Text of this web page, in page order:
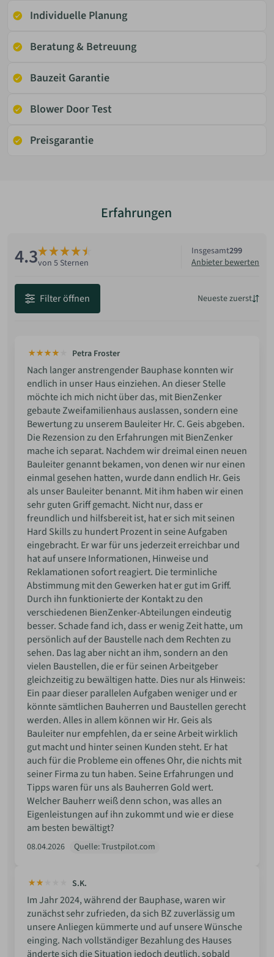
Individuelle Planung
Beratung & Betreuung
Bauzeit Garantie
Blower Door Test
Preisgarantie
Erfahrungen
4.3von 5 Sternen
Insgesamt299
Anbieter bewerten
Filter öffnen
Neueste zuerst
Petra Froster
Nach langer anstrengender Bauphase konnten wir
endlich in unser Haus einziehen. An dieser Stelle
möchte ich mich nicht über das, mit BienZenker
gebaute Zweifamilienhaus auslassen, sondern eine
Bewertung zu unserem Bauleiter Hr. C. Geis abgeben.
Die Rezension zu den Erfahrungen mit BienZenker
mache ich separat. Nachdem wir dreimal einen neuen
Bauleiter genannt bekamen, von denen wir nur einen
einmal gesehen hatten, wurde dann endlich Hr. Geis
als unser Bauleiter benannt. Mit ihm haben wir einen
sehr guten Griff gemacht. Nicht nur, dass er
freundlich und hilfsbereit ist, hat er sich mit seinen
Hard Skills zu hundert Prozent in seine Aufgaben
eingebracht. Er war für uns jederzeit erreichbar und
hat auf unsere Informationen, Hinweise und
Reklamationen sofort reagiert. Die terminliche
Abstimmung mit den Gewerken hat er gut im Griff.
Durch ihn funktionierte der Kontakt zu den
verschiedenen BienZenker-Abteilungen eindeutig
besser. Schade fand ich, dass er wenig Zeit hatte, um
persönlich auf der Baustelle nach dem Rechten zu
sehen. Das lag aber nicht an ihm, sondern an den
vielen Baustellen, die er für seinen Arbeitgeber
gleichzeitig zu bewältigen hatte. Dies nur als Hinweis:
Ein paar dieser parallelen Aufgaben weniger und er
könnte sämtlichen Bauherren und Baustellen gerecht
werden. Alles in allem können wir Hr. Geis als
Bauleiter nur empfehlen, da er seine Arbeit wirklich
gut macht und hinter seinen Kunden steht. Er hat
auch für die Probleme ein offenes Ohr, die nichts mit
seiner Firma zu tun haben. Seine Erfahrungen und
Tipps waren für uns als Bauherren Gold wert.
Welcher Bauherr weiß denn schon, was alles an
Eigenleistungen auf ihn zukommt und wie er diese
am besten bewältigt?
08.04.2026 Quelle: Trustpilot.com
S.K.
Im Jahr 2024, während der Bauphase, waren wir
zunächst sehr zufrieden, da sich BZ zuverlässig um
unsere Anliegen kümmerte und auf unsere Wünsche
einging. Nach vollständiger Bezahlung des Hauses
änderte sich die Situation jedoch deutlich, sobald